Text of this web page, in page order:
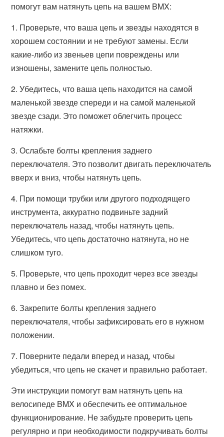
помогут вам натянуть цепь на вашем BMX:
1. Проверьте, что ваша цепь и звезды находятся в
хорошем состоянии и не требуют замены. Если
какие-либо из звеньев цепи повреждены или
изношены, замените цепь полностью.
2. Убедитесь, что ваша цепь находится на самой
маленькой звезде спереди и на самой маленькой
звезде сзади. Это поможет облегчить процесс
натяжки.
3. Ослабьте болты крепления заднего
переключателя. Это позволит двигать переключатель
вверх и вниз, чтобы натянуть цепь.
4. При помощи трубки или другого подходящего
инструмента, аккуратно подвиньте задний
переключатель назад, чтобы натянуть цепь.
Убедитесь, что цепь достаточно натянута, но не
слишком туго.
5. Проверьте, что цепь проходит через все звезды
плавно и без помех.
6. Закрепите болты крепления заднего
переключателя, чтобы зафиксировать его в нужном
положении.
7. Поверните педали вперед и назад, чтобы
убедиться, что цепь не скачет и правильно работает.
Эти инструкции помогут вам натянуть цепь на
велосипеде BMX и обеспечить ее оптимальное
функционирование. Не забудьте проверить цепь
регулярно и при необходимости подкручивать болты